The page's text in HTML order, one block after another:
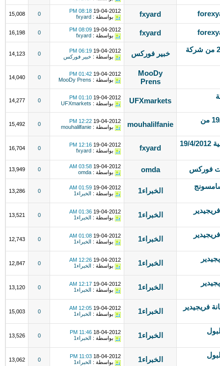
fxyard
19-04-2012
08:18 PM
بواسطة : fxyard
0
15,008
fxyard
19-04-2012
08:09 PM
بواسطة : fxyard
0
16,198
التحليل اليومى للعملات ليوم 19- 4-2012 من شركة خبير فوركس 19-04-2012
06:19 PM
بواسطة : خبير فوركس 0
14,123
MooDy
Prens
19-04-2012
01:42 PM
بواسطة : MooDy Prens
0
14,040
UFXmarkets
19-04-2012
01:10 PM
بواسطة : UFXmarkets
0
14,277
التحليل اليومي للأسواق المالية 19/4/2012 من
mouhalilfanie
19-04-2012
12:22 PM
بواسطة : mouhalilfanie
0
15,492
اليورو ينخفض قبل مزاد السندات الاسبانية 19/4/2012
fxyard
19-04-2012
12:16 PM
بواسطة : fxyard
0
16,704
فوركس omda
19-04-2012
03:58 AM
بواسطة : omda
0
13,949
صيانة سامسونج
الخبراء1 19-04-2012
01:59 AM
بواسطة :
الخبراء1 0
13,286
صيانة فريجيدير
الخبراء1 19-04-2012
01:36 AM
بواسطة :
الخبراء1 0
13,521
صيانة فريجيدير
الخبراء1 19-04-2012
01:08 AM
بواسطة :
الخبراء1 0
12,743
فريجيدير
الخبراء1 19-04-2012
12:26 AM
بواسطة :
الخبراء1 0
12,847
فريجيدير
الخبراء1 19-04-2012
12:17 AM
بواسطة :
الخبراء1 0
13,120
01097119292 صيانة فريجيدير
الخبراء1 19-04-2012
12:05 AM
بواسطة :
الخبراء1 0
15,003
ويرلبول
الخبراء1 18-04-2012
11:46 PM
بواسطة :
الخبراء1 0
13,526
ويرلبول
الخبراء1 18-04-2012
11:03 PM
بواسطة :
الخبراء1 0
13,062